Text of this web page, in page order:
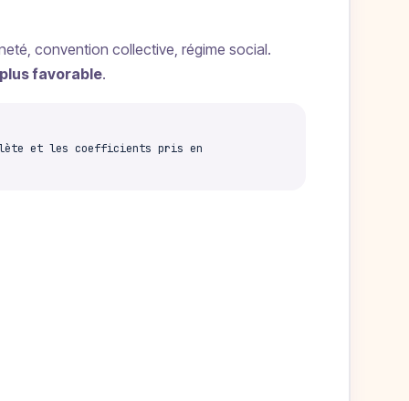
convention collective, régime social.
favorable.
et les coefficients pris en